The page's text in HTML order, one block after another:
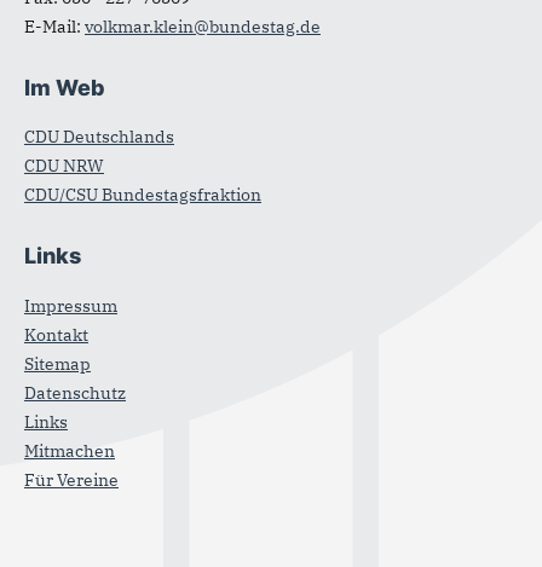
E-Mail: volkmar.klein@bundestag.de
Im Web
CDU Deutschlands
CDU NRW
CDU/CSU Bundestagsfraktion
Links
Impressum
Kontakt
Sitemap
Datenschutz
Links
Mitmachen
Für Vereine